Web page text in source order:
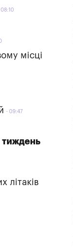
08:10
місці
09:47
тиждень
літаків